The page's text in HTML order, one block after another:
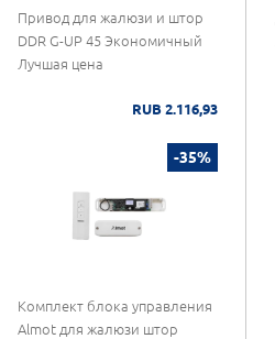
Привод для жалюзи и штор
DDR G-UP 45 Экономичный
Лучшая цена
RUB 2.116,93
-35%
Комплект блока управления
Almot для жалюзи штор